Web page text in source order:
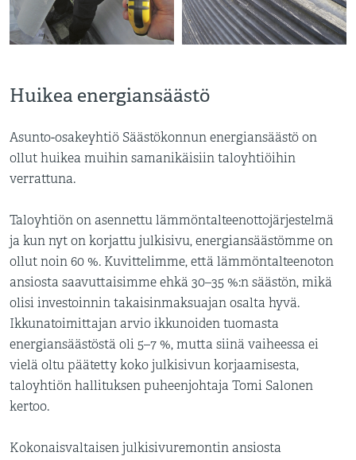
Huikea energiansäästö
Asunto-osakeyhtiö Säästökonnun energiansäästö on
ollut huikea muihin samanikäisiin taloyhtiöihin
verrattuna.
Taloyhtiön on asennettu lämmöntalteenottojärjestelmä
ja kun nyt on korjattu julkisivu, energiansäästömme on
ollut noin 60 %. Kuvittelimme, että lämmöntalteenoton
ansiosta saavuttaisimme ehkä 30–35 %:n säästön, mikä
olisi investoinnin takaisinmaksuajan osalta hyvä.
Ikkunatoimittajan arvio ikkunoiden tuomasta
energiansäästöstä oli 5–7 %, mutta siinä vaiheessa ei
vielä oltu päätetty koko julkisivun korjaamisesta,
taloyhtiön hallituksen puheenjohtaja Tomi Salonen
kertoo.
Kokonaisvaltaisen julkisivuremontin ansiosta